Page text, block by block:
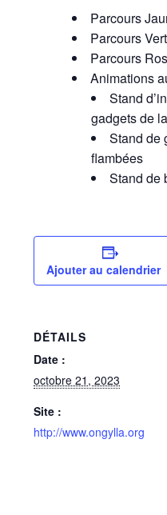
Parcours
Parcours
Parcours
Animations
Stand
gadgets de
Stand de
flambées
Stand de
Ajouter au calendrier
DÉTAILS
Date :
octobre 21, 2023
Site :
http://www.ongylla.org